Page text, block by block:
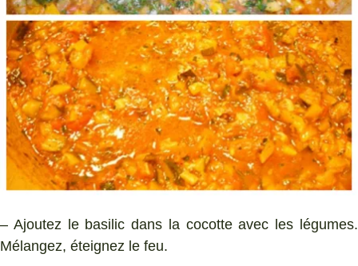
– Ajoutez le basilic dans la cocotte avec les légumes.
Mélangez, éteignez le feu.